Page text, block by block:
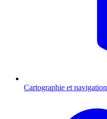
Cartographie et navigation